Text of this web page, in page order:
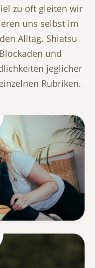
zu oft gleiten wir
uns selbst im
Alltag. Shiatsu
und
jeglicher
Rubriken.